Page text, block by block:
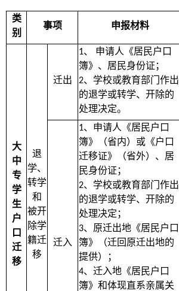
类
别
事项 申报材料
大
中
专
学
生
户
口
迁
移
退
学、
转学
和
被开
除学
籍迁
移
迁出
1、
申请人《居民户口
簿》、居民身份证；
2、学校或教育部门作出
的退学或转学、开除的
处理决定。
迁入
1、申请人《居民户口
簿》（省内）或《户口
迁移证》（省外）、居
民身份证；
2、学校或教育部门作出
的退学或转学、开除的
处理决定；
3、原迁出地《居民户口
簿》（迁回原迁出地的
提供）；
4、迁入地《居民户口
簿》和体现直系亲属关